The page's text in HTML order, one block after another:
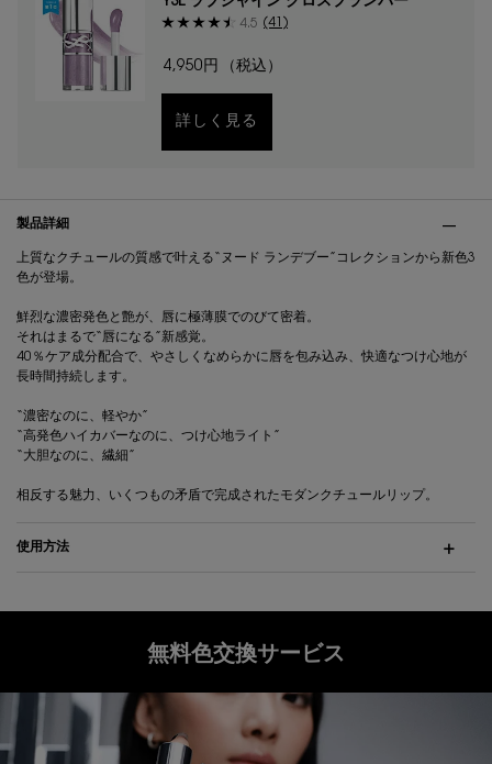
4.5 (41)
4,950円 （税込）
詳しく見る
製品詳細
上質なクチュールの質感で叶える“ヌード ランデブー”コレクションから新色3
色が登場。
鮮烈な濃密発色と艶が、唇に極薄膜でのびて密着。
それはまるで“唇になる”新感覚。
40％ケア成分配合で、やさしくなめらかに唇を包み込み、快適なつけ心地が
長時間持続します。
“濃密なのに、軽やか”
“高発色ハイカバーなのに、つけ心地ライト”
“大胆なのに、繊細”
相反する魅力、いくつもの矛盾で完成されたモダンクチュールリップ。
使用方法
無料色交換サービス